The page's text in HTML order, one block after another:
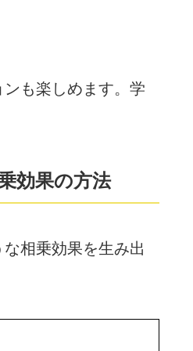
も楽しめます。学
効果の方法
相乗効果を生み出